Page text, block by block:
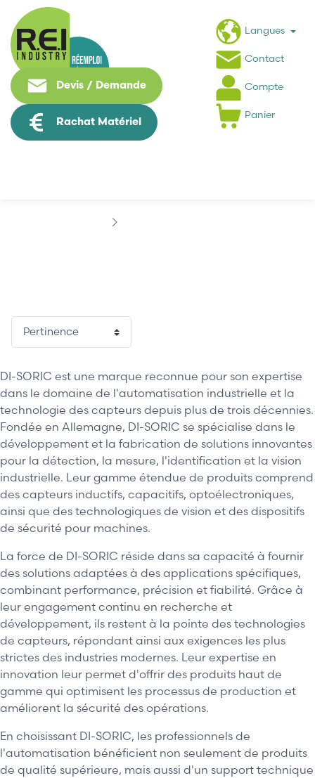
Devis / Demande
Rachat Matériel
Langues
Contact
Compte
Panier
DI-SORIC est une marque reconnue pour son expertise
dans le domaine de l'automatisation industrielle et la
technologie des capteurs depuis plus de trois décennies.
Fondée en Allemagne, DI-SORIC se spécialise dans le
développement et la fabrication de solutions innovantes
pour la détection, la mesure, l'identification et la vision
industrielle. Leur gamme étendue de produits comprend
des capteurs inductifs, capacitifs, optoélectroniques,
ainsi que des technologiques de vision et des dispositifs
de sécurité pour machines.
La force de DI-SORIC réside dans sa capacité à fournir
des solutions adaptées à des applications spécifiques,
combinant performance, précision et fiabilité. Grâce à
leur engagement continu en recherche et
développement, ils restent à la pointe des technologies
de capteurs, répondant ainsi aux exigences les plus
strictes des industries modernes. Leur expertise en
innovation leur permet d'offrir des produits haut de
gamme qui optimisent les processus de production et
améliorent la sécurité des opérations.
En choisissant DI-SORIC, les professionnels de
l'automatisation bénéficient non seulement de produits
de qualité supérieure, mais aussi d'un support technique